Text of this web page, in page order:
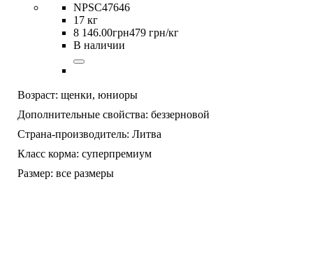
NPSC47646
17 кг
8 146.00грн479 грн/кг
В наличии
Возраст: щенки, юниоры
Дополнительные свойства: беззерновой
Страна-производитель: Литва
Класс корма: суперпремиум
Размер: все размеры